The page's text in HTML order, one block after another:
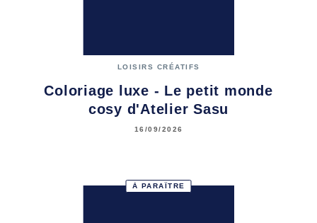
LOISIRS CRÉATIFS
Coloriage luxe - Le petit monde
cosy d'Atelier Sasu
16/09/2026
À PARAÎTRE